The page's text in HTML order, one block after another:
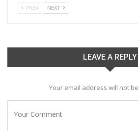
PREV NEXT
LEAVE A REPLY
Your email address will not